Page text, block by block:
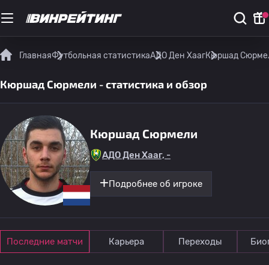
ГлавнаяФутбольная статистикаАДО Ден ХаагКюршад
Кюршад Сюрмели - статистика и обзор
Кюршад Сюрмели
АДО Ден Хааг, -
Подробнее об игроке
Последние матчи Карьера Переходы